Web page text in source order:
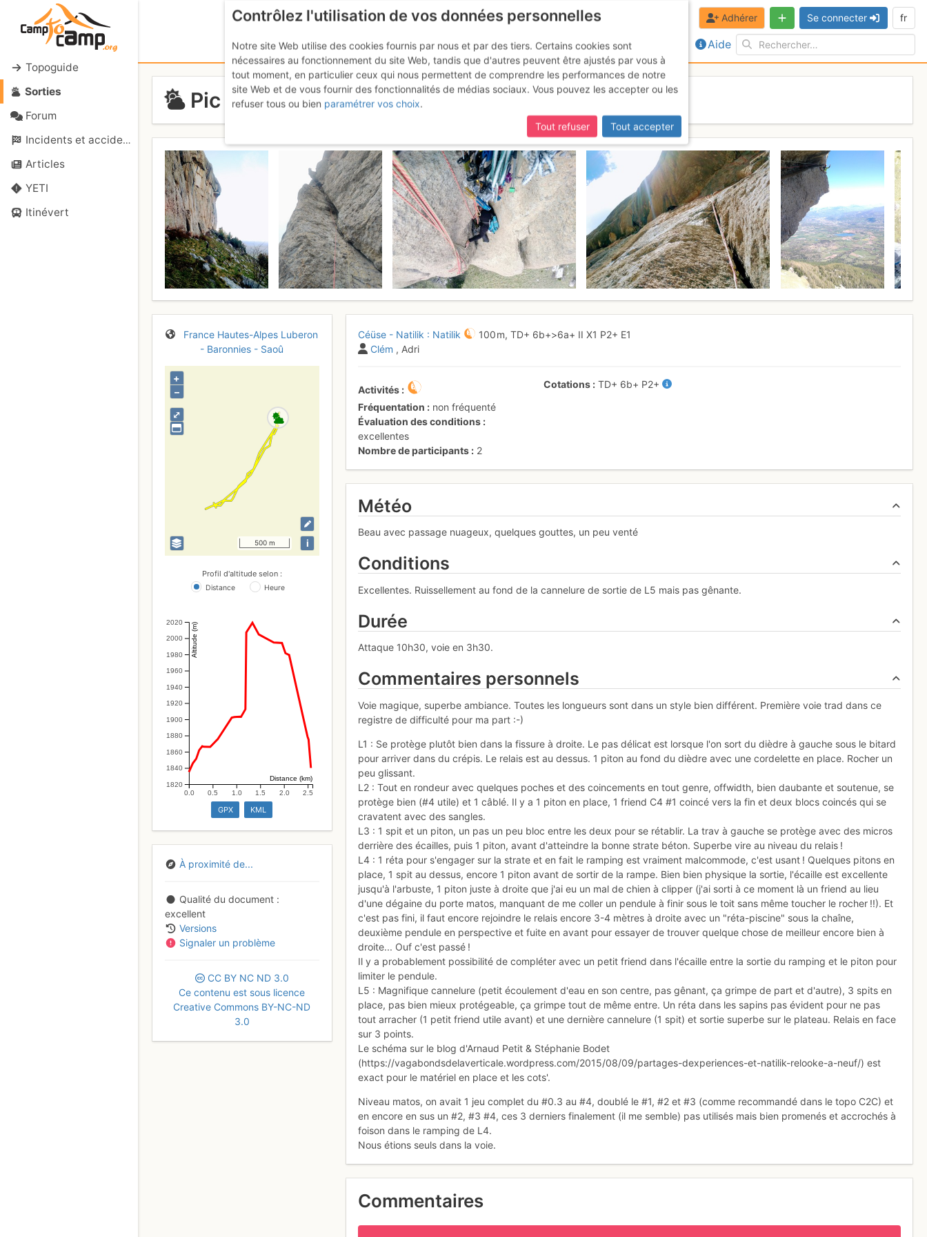
Topoguide
Sorties
Forum
Incidents et accidents
Articles
YETI
Itinévert
Aide
Adhérer Se connecter fr
Pic de Céüse : Natilik Lundi 8 mai 2017
France Hautes-Alpes Luberon
- Baronnies - Saoû
+
–
500 m i
⤢
Profil d'altitude selon :
Distance Heure
1820
1840
1860
1880
1900
1920
1940
1960
1980
2000
2020 Altitude (m)
0.0 0.5 1.0 1.5 2.0 2.5
Distance (km)
GPX KML
À proximité de...
Qualité du document
excellent
Versions
Signaler un problème
CC BY NC ND 3.0
Ce contenu est sous licence
Creative Commons BY-NC-ND
3.0
Céüse - Natilik : Natilik 100 m,TD+ 6b+>6a+ IIX1 P2+ E1
Clém , Adri
Activités
Fréquentation
non fréquenté
Évaluation des conditions
excellentes
Nombre de participants
2
Cotations TD+ 6b+ P2+
Météo
Beau avec passage nuageux, quelques gouttes, un peu venté
Conditions
Excellentes. Ruissellement au fond de la cannelure de sortie de L5 mais pas gênante.
Durée
Attaque 10h30, voie en 3h30.
Commentaires personnels
Voie magique, superbe ambiance. Toutes les longueurs sont dans un style bien différent. Première voie trad dans ce
registre de difficulté pour ma part :-)
L1 : Se protège plutôt bien dans la fissure à droite. Le pas délicat est lorsque l'on sort du dièdre à gauche sous le bitard
pour arriver dans du crépis. Le relais est au dessus. 1 piton au fond du dièdre avec une cordelette en place. Rocher un
peu glissant.
L2 : Tout en rondeur avec quelques poches et des coincements en tout genre, offwidth, bien daubante et soutenue, se
protège bien (#4 utile) et 1 câblé. Il y a 1 piton en place, 1 friend C4 #1 coincé vers la fin et deux blocs coincés qui se
cravatent avec des sangles.
L3 : 1 spit et un piton, un pas un peu bloc entre les deux pour se rétablir. La trav à gauche se protège avec des micros
derrière des écailles, puis 1 piton, avant d'atteindre la bonne strate béton. Superbe vire au niveau du relais !
L4 : 1 réta pour s'engager sur la strate et en fait le ramping est vraiment malcommode, c'est usant ! Quelques pitons en
place, 1 spit au dessus, encore 1 piton avant de sortir de la rampe. Bien bien physique la sortie, l'écaille est excellente
jusqu'à l'arbuste, 1 piton juste à droite que j'ai eu un mal de chien à clipper (j'ai sorti à ce moment là un friend au lieu
d'une dégaine du porte matos, manquant de me coller un pendule à finir sous le toit sans même toucher le rocher !!). Et
c'est pas fini, il faut encore rejoindre le relais encore 3-4 mètres à droite avec un "réta-piscine" sous la chaîne,
deuxième pendule en perspective et fuite en avant pour essayer de trouver quelque chose de meilleur encore bien à
droite... Ouf c'est passé !
Il y a probablement possibilité de compléter avec un petit friend dans l'écaille entre la sortie du ramping et le piton pour
limiter le pendule.
L5 : Magnifique cannelure (petit écoulement d'eau en son centre, pas gênant, ça grimpe de part et d'autre), 3 spits en
place, pas bien mieux protégeable, ça grimpe tout de même entre. Un réta dans les sapins pas évident pour ne pas
tout arracher (1 petit friend utile avant) et une dernière cannelure (1 spit) et sortie superbe sur le plateau. Relais en face
sur 3 points.
Le schéma sur le blog d'Arnaud Petit & Stéphanie Bodet
(https://vagabondsdelaverticale.wordpress.com/2015/08/09/partages-dexperiences-et-natilik-relooke-a-neuf/) est
exact pour le matériel en place et les cots'.
Niveau matos, on avait 1 jeu complet du #0.3 au #4, doublé le #1, #2 et #3 (comme recommandé dans le topo C2C) et
en encore en sus un #2, #3 #4, ces 3 derniers finalement (il me semble) pas utilisés mais bien promenés et accrochés à
foison dans le ramping de L4.
Nous étions seuls dans la voie.
Commentaires
Contrôlez l'utilisation de vos données personnelles
Notre site Web utilise des cookies fournis par nous et par des tiers. Certains cookies sont
nécessaires au fonctionnement du site Web, tandis que d'autres peuvent être ajustés par vous à
tout moment, en particulier ceux qui nous permettent de comprendre les performances de notre
site Web et de vous fournir des fonctionnalités de médias sociaux. Vous pouvez les accepter ou les
refuser tous ou bien paramétrer vos choix.
Tout refuser
Tout accepter